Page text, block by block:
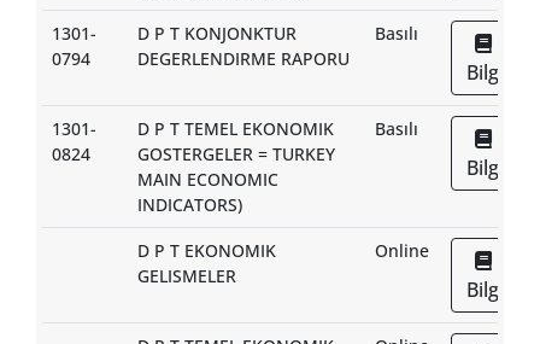
1301-
0794
D P T KONJONKTUR
DEGERLENDIRME RAPORU
Basılı
Bilgi
1301-
0824
D P T TEMEL EKONOMIK
GOSTERGELER = TURKEY
MAIN ECONOMIC
INDICATORS)
Basılı
Bilgi
D P T EKONOMIK
GELISMELER
Online
Bilgi